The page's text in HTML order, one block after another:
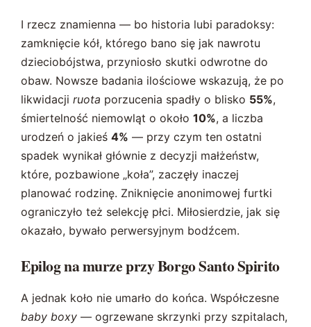
I rzecz znamienna — bo historia lubi paradoksy:
zamknięcie kół, którego bano się jak nawrotu
dzieciobójstwa, przyniosło skutki odwrotne do
obaw. Nowsze badania ilościowe wskazują, że po
likwidacji ruota porzucenia spadły o blisko 55%,
śmiertelność niemowląt o około 10%, a liczba
urodzeń o jakieś 4% — przy czym ten ostatni
spadek wynikał głównie z decyzji małżeństw,
które, pozbawione „koła”, zaczęły inaczej
planować rodzinę. Zniknięcie anonimowej furtki
ograniczyło też selekcję płci. Miłosierdzie, jak się
okazało, bywało perwersyjnym bodźcem.
Epilog na murze przy Borgo Santo Spirito
A jednak koło nie umarło do końca. Współczesne
baby boxy — ogrzewane skrzynki przy szpitalach,